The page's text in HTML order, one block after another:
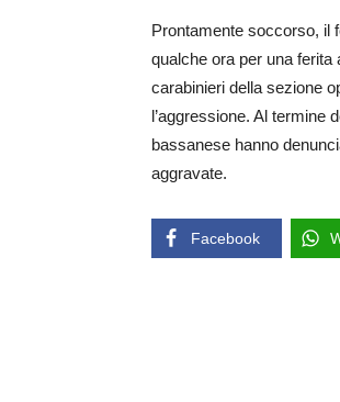
Prontamente soccorso, il
qualche ora per una
carabinieri della sezione
l’aggressione. Al termine
bassanese hanno
aggravate.
Facebook